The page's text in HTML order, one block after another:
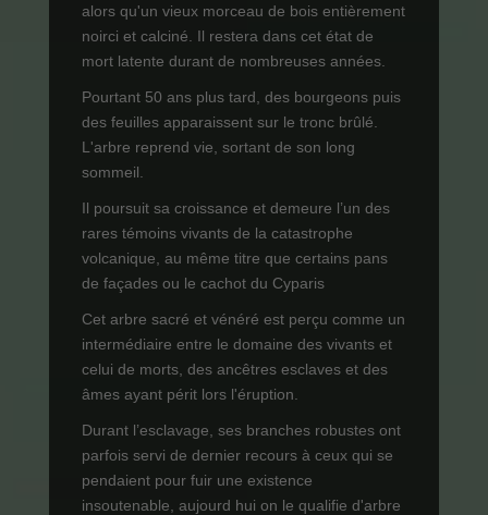
alors qu'un vieux morceau de bois entièrement
noirci et calciné. Il restera dans cet état de
mort latente durant de nombreuses années.
Pourtant 50 ans plus tard, des bourgeons puis
des feuilles apparaissent sur le tronc brûlé.
L'arbre reprend vie, sortant de son long
sommeil.
Il poursuit sa croissance et demeure l’un des
rares témoins vivants de la catastrophe
volcanique, au même titre que certains pans
de façades ou le cachot du Cyparis
Cet arbre sacré et vénéré est perçu comme un
intermédiaire entre le domaine des vivants et
celui de morts, des ancêtres esclaves et des
âmes ayant périt lors l'éruption.
Durant l’esclavage, ses branches robustes ont
parfois servi de dernier recours à ceux qui se
pendaient pour fuir une existence
insoutenable, aujourd hui on le qualifie d'arbre